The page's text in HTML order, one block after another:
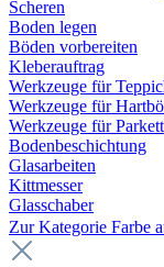
Scheren
Boden legen
Böden vorbereiten
Kleberauftrag
Werkzeuge für
Werkzeuge für
Werkzeuge für
Bodenbeschichtung
Glasarbeiten
Kittmesser
Glasschaber
Zur Kategorie Farbe